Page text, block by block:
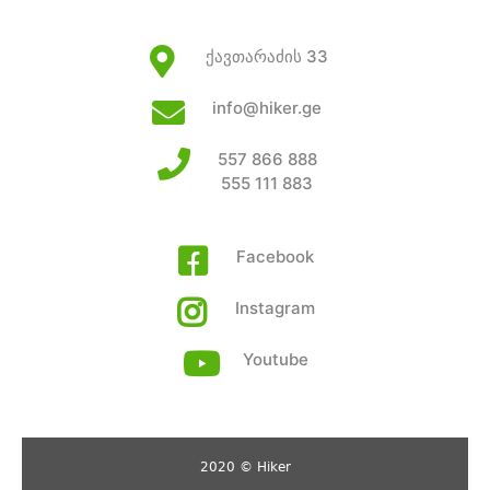
ქავთარაძის 33
info@hiker.ge
557 866 888
555 111 883
Facebook
Instagram
Youtube
2020 © Hiker